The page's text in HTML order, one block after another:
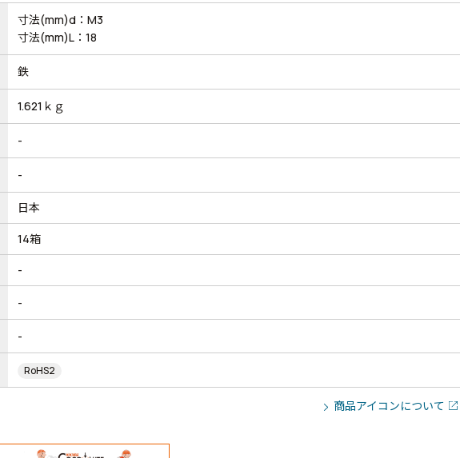
寸法(mm)d：M3
寸法(mm)L：18
鉄
1.621ｋｇ
-
-
日本
14箱
-
-
-
RoHS2
商品アイコンについて